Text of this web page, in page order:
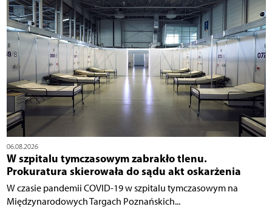
06.08.2026
W szpitalu tymczasowym zabrakło tlenu.
Prokuratura skierowała do sądu akt oskarżenia
W czasie pandemii COVID-19 w szpitalu tymczasowym na
Międzynarodowych Targach Poznańskich...